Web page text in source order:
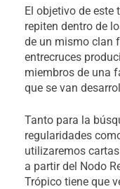
El objetivo de este
repiten dentro de
de un mismo clan
entrecruces
miembros de una
que se van
Tanto para la
regularidades
utilizaremos
a partir del Nodo
Trópico tiene que